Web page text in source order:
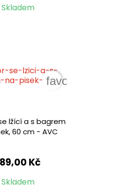
Skladem
lžící a s bagrem
60 cm - AVC
Kč
Skladem
favorite_border